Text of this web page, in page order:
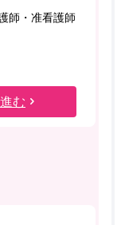
師・准看護師
む